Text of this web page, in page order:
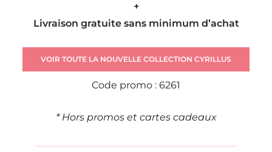
+
Livraison gratuite sans minimum d’achat
VOIR TOUTE LA NOUVELLE COLLECTION CYRILLUS
Code promo : 6261
* Hors promos et cartes cadeaux